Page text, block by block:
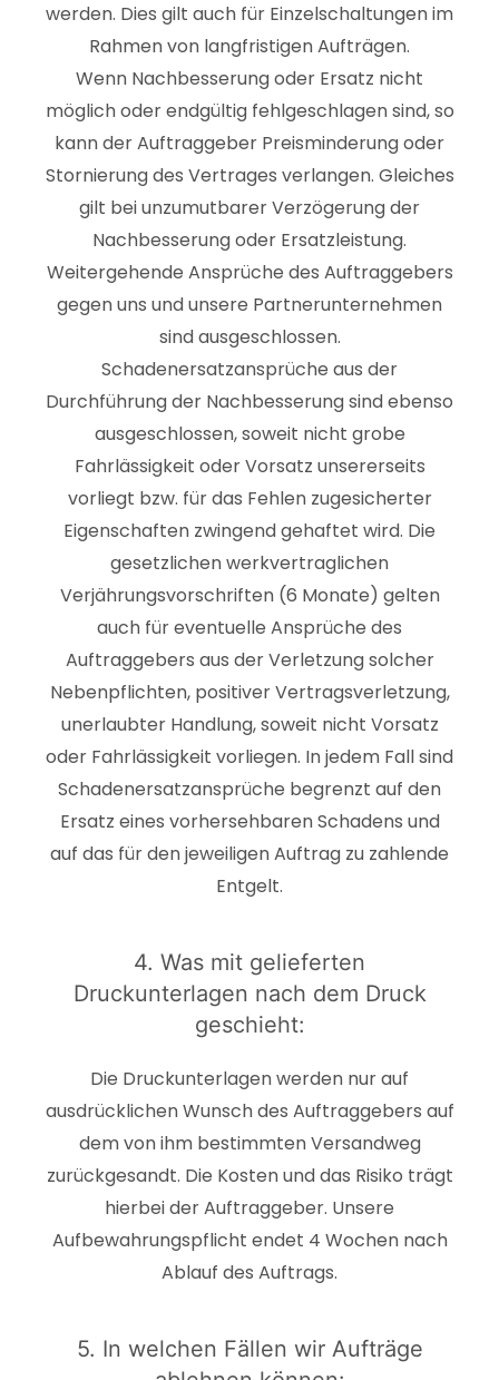
werden. Dies gilt auch für Einzelschaltungen im
Rahmen von langfristigen Aufträgen.
Wenn Nachbesserung oder Ersatz nicht
möglich oder endgültig fehlgeschlagen sind, so
kann der Auftraggeber Preisminderung oder
Stornierung des Vertrages verlangen. Gleiches
gilt bei unzumutbarer Verzögerung der
Nachbesserung oder Ersatzleistung.
Weitergehende Ansprüche des Auftraggebers
gegen uns und unsere Partnerunternehmen
sind ausgeschlossen.
Schadenersatzansprüche aus der
Durchführung der Nachbesserung sind ebenso
ausgeschlossen, soweit nicht grobe
Fahrlässigkeit oder Vorsatz unsererseits
vorliegt bzw. für das Fehlen zugesicherter
Eigenschaften zwingend gehaftet wird. Die
gesetzlichen werkvertraglichen
Verjährungsvorschriften (6 Monate) gelten
auch für eventuelle Ansprüche des
Auftraggebers aus der Verletzung solcher
Nebenpflichten, positiver Vertragsverletzung,
unerlaubter Handlung, soweit nicht Vorsatz
oder Fahrlässigkeit vorliegen. In jedem Fall sind
Schadenersatzansprüche begrenzt auf den
Ersatz eines vorhersehbaren Schadens und
auf das für den jeweiligen Auftrag zu zahlende
Entgelt.
4. Was mit gelieferten
Druckunterlagen nach dem Druck
geschieht:
Die Druckunterlagen werden nur auf
ausdrücklichen Wunsch des Auftraggebers auf
dem von ihm bestimmten Versandweg
zurückgesandt. Die Kosten und das Risiko trägt
hierbei der Auftraggeber. Unsere
Aufbewahrungspflicht endet 4 Wochen nach
Ablauf des Auftrags.
5. In welchen Fällen wir Aufträge